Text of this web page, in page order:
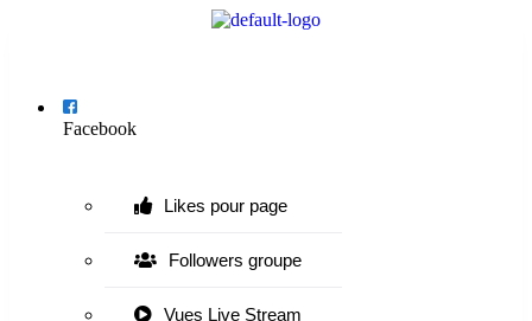
Facebook
Likes pour page
Followers groupe
Vues Live Stream